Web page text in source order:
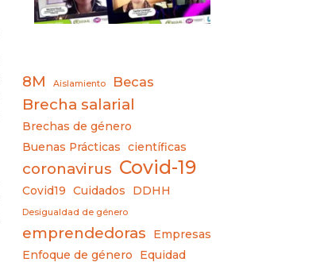
8M Aislamiento Becas
Brecha salarial
Brechas de género
Buenas Prácticas
científicas
coronavirus Covid-19
Covid19 Cuidados DDHH
Desigualdad de género
emprendedoras
Empresas
Enfoque de género
Equidad